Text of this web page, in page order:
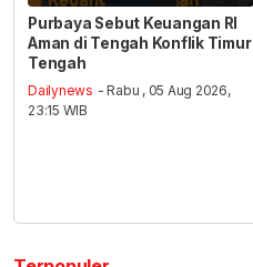
Purbaya Sebut Keuangan RI
Aman di Tengah Konflik Timur
Tengah
Dailynews - Rabu , 05 Aug 2026,
23:15 WIB